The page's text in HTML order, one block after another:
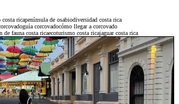
costa ricapenínsula de osabiodiversidad costa rica
guía corcovadocómo llegar a corcovado
de fauna costa ricaecoturismo costa ricajaguar costa rica